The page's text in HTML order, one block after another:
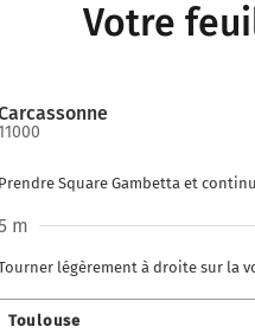
Votre
Square Gambetta et
légèrement à droite sur la
Toulouse
m